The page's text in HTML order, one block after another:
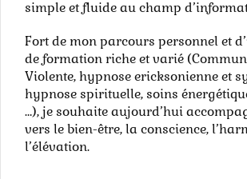
simple et fluide au champ
Fort de mon parcours personnel et
de formation riche et varié
Violente, hypnose ericksonienne et
hypnose spirituelle, soins
…), je souhaite aujourd’hui
vers le bien-être, la conscience,
l’élévation.